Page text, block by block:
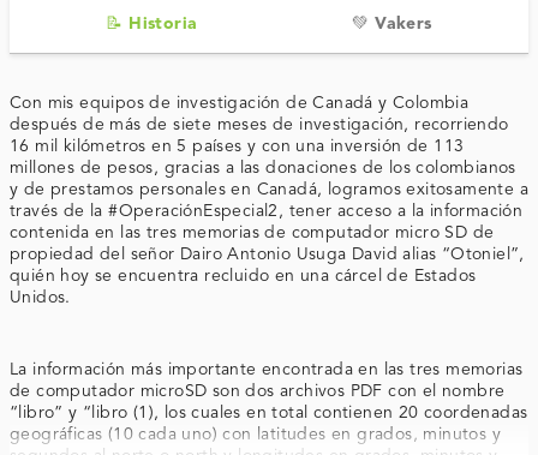
📝 Historia 💚 Vakers
Con mis equipos de investigación de Canadá y Colombia
después de más de siete meses de investigación, recorriendo
16 mil kilómetros en 5 países y con una inversión de 113
millones de pesos, gracias a las donaciones de los colombianos
y de prestamos personales en Canadá, logramos exitosamente a
través de la #OperaciónEspecial2, tener acceso a la información
contenida en las tres memorias de computador micro SD de
propiedad del señor Dairo Antonio Usuga David alias “Otoniel”,
quién hoy se encuentra recluido en una cárcel de Estados
Unidos.
La información más importante encontrada en las tres memorias
de computador microSD son dos archivos PDF con el nombre
“libro” y “libro (1), los cuales en total contienen 20 coordenadas
geográficas (10 cada uno) con latitudes en grados, minutos y